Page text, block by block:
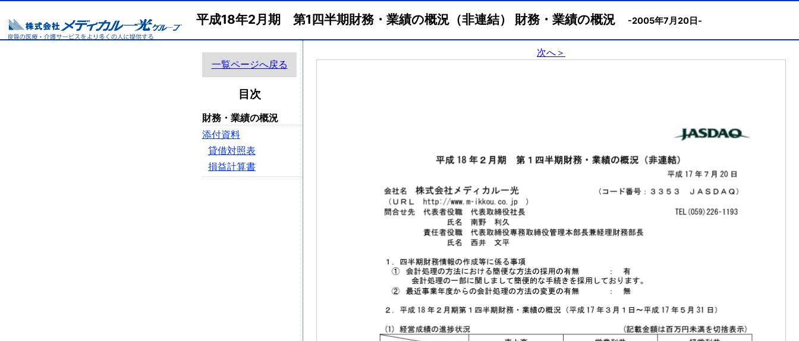
平成18年2月期 第1四半期財務・業績の概況（非連結） 財務・業績の概況 -2005年7月20日-
一覧ページへ戻る
目次
財務・業績の概況
添付資料
貸借対照表
損益計算書
次へ＞